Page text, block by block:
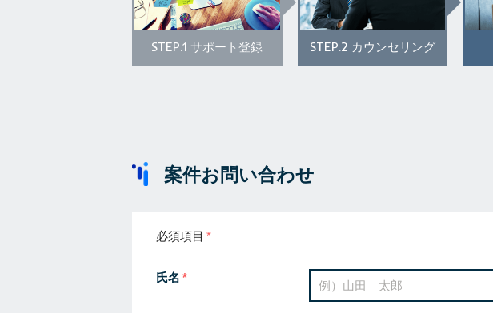
STEP.1 サポート登録 STEP.2 カウンセリング
案件お問い合わせ
必須項目
氏名